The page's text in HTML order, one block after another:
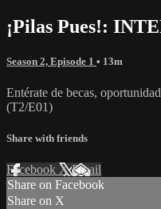
¡Pilas Pues!:
Season 2, Episode 1 • 13m
Entérate de becas,
(T2/E01)
Share with friends
Facebook XEmail
Share on Facebook
Share on X